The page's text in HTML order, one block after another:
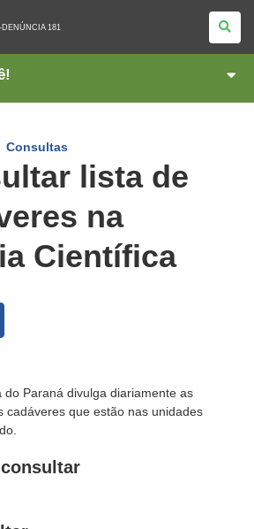
181
Consultas
lista de
na
Científica
do Paraná divulga diariamente as
cadáveres que estão nas unidades